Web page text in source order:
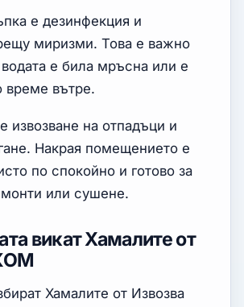
е дезинфекция и
миризми. Това е важно
е била мръсна или е
време вътре.
извозване на отпадъци и
Накрая помещението е
по спокойно и готово за
или сушене.
викат Хамалите от
Хамалите от Извозва